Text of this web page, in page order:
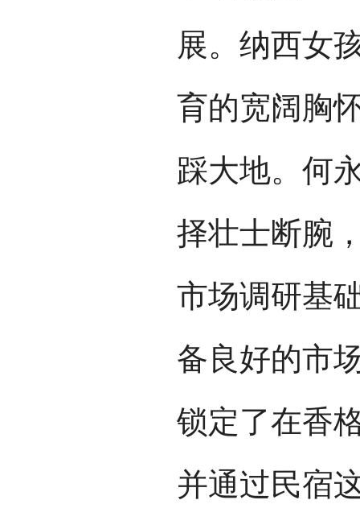
展。纳西女
育的宽阔胸
踩大地。何
择壮士断腕
市场调研基
备良好的市
锁定了在香
并通过民宿